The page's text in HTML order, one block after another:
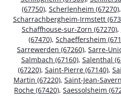
(67750), Scherlenheim (67270),
Scharrachbergheim-Irmstett
Schaffhouse-sur-Zorn (67270),
(67470), Schaeffersheim
Sarrewerden (67260), Sarre-
Salmbach (67160), Salenthal
(67220), Saint-Pierre (67140),
Martin (67220), Saint-Jean-
Roche (67420), Saessolsheim